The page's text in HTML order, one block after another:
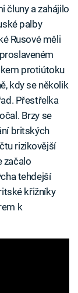
čluny a zahájilo
palby
Rusové měli
protiútoku
kdy se několik
Přestřelka
Brzy se
britských
rizikovější
začalo
tehdejší
křižníky
k